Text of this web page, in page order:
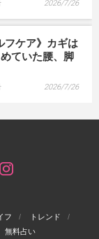
2026/7/26
フケア》カギは
ていた腰、脚
2026/7/26
フ
トレンド
無料占い